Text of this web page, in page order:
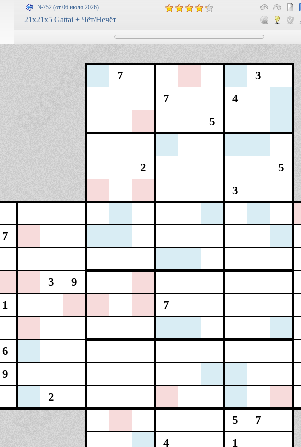
№752 (от 06 июля 2026)
21x21x5 Gattai + Чёт/Нечёт
7
1
6
9
3
2
9
7
2
7
7
4
5
4
3
5
1
3
7
5